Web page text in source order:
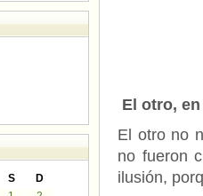
El otro,
El otro no
no fueron
ilusión,
S
D